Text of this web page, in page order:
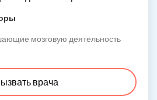
мозговую деятельность
врача